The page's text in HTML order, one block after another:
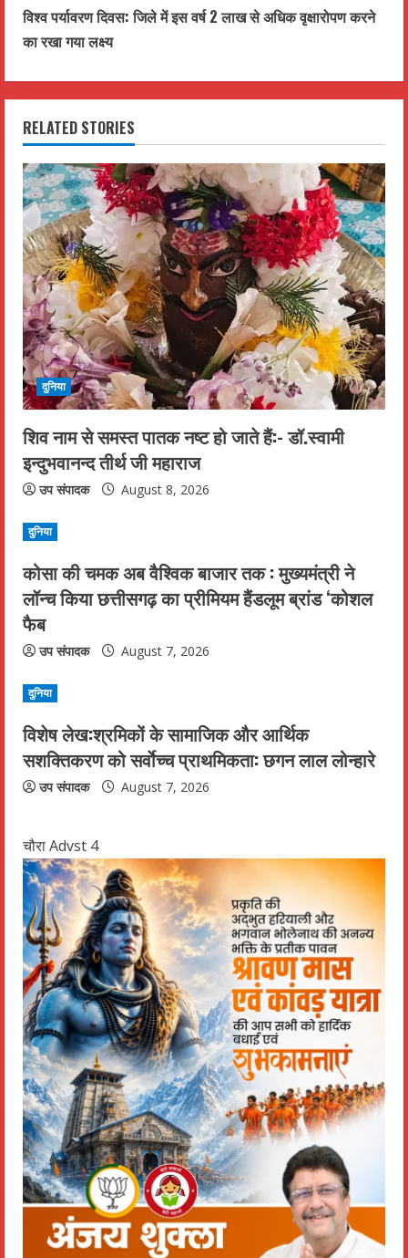
t
n
u
e
R
e
a
d
i
n
g
विश्व पर्यावरण दिवस: जिले में इस वर्ष 2 लाख से अधिक वृक्षारोपण करने
का रखा गया लक्ष्य
RELATED STORIES
दुनिया
शिव नाम से समस्त पातक नष्ट हो जाते हैं:- डॉ.स्वामी
इन्दुभवानन्द तीर्थ जी महाराज
उप संपादक August 8, 2026
दुनिया
कोसा की चमक अब वैश्विक बाजार तक : मुख्यमंत्री ने
लॉन्च किया छत्तीसगढ़ का प्रीमियम हैंडलूम ब्रांड ‘कोशल
फैब
उप संपादक August 7, 2026
दुनिया
विशेष लेख:श्रमिकों के सामाजिक और आर्थिक
सशक्तिकरण को सर्वाेच्च प्राथमिकता: छगन लाल लोन्हारे
उप संपादक August 7, 2026
चौरा Advst 4